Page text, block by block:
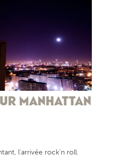
MANHATTAN
l’arrivée rock’n roll.